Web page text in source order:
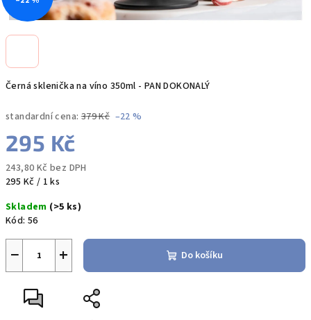
Černá sklenička na víno 350ml - PAN DOKONALÝ
standardní cena: 379 Kč –22 %
295 Kč
243,80 Kč bez DPH
Měrná
295 Kč / 1 ks
Skladem (>5 ks)
Kód: 56
+
− Do košíku